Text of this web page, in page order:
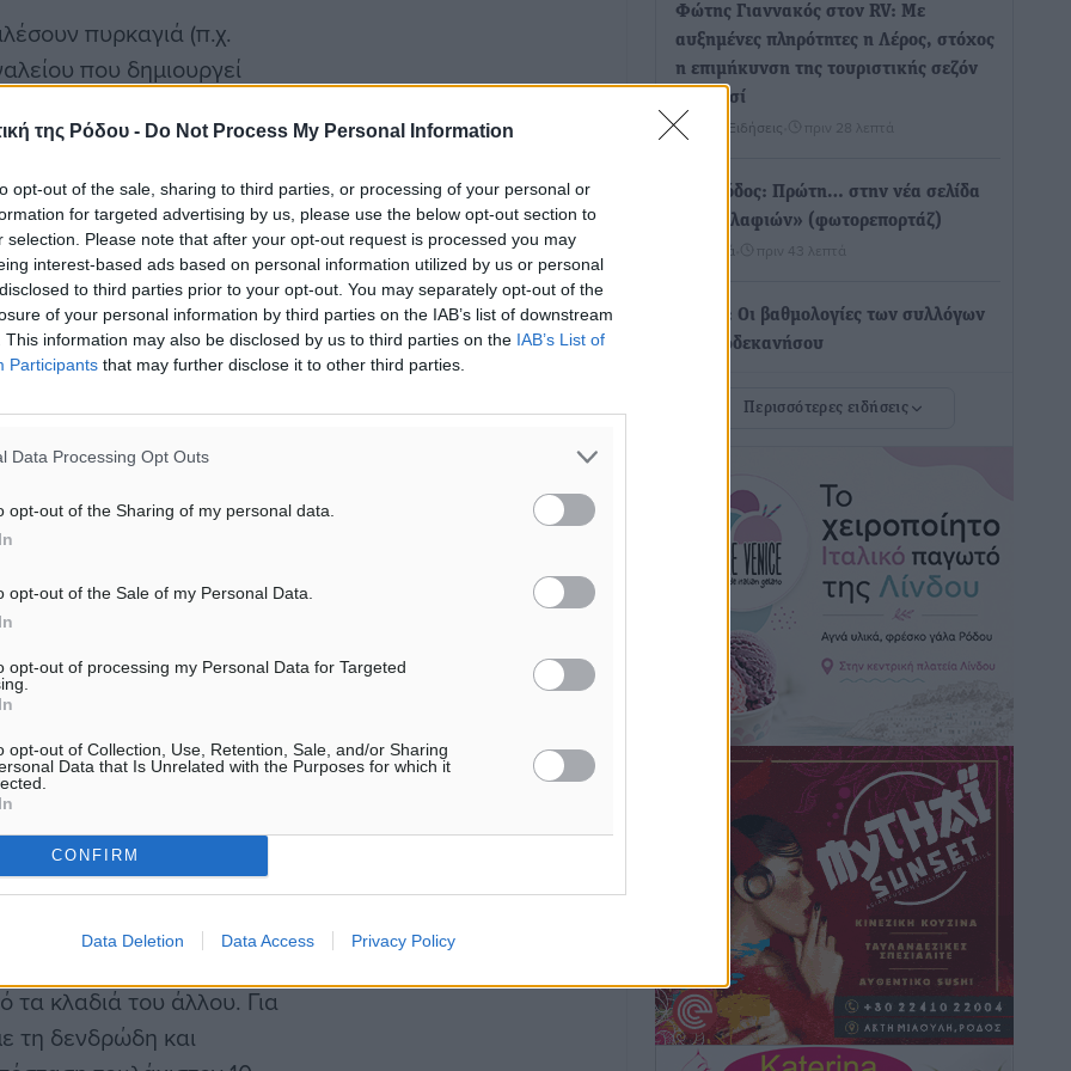
της Ρόδου - Do Not Process My Personal Information
opt-out of the sale, sharing to third parties, or processing of your personal or
for targeted advertising by us, please use the below opt-out section to
selection. Please note that after your opt-out request is processed you may
interest-based ads based on personal information utilized by us or personal
to third parties prior to your opt-out. You may separately opt-out of the
of your personal information by third parties on the IAB’s list of downstream
This information may also be disclosed by us to third parties on the IAB’s List of
Participants that may further disclose it to other third parties.
Data Processing Opt Outs
opt-out of the Sharing of my personal data.
opt-out of the Sale of my Personal Data.
opt-out of processing my Personal Data for Targeted
opt-out of Collection, Use, Retention, Sale, and/or Sharing
Data that Is Unrelated with the Purposes for which it
CONFIRM
Data Deletion Data Access Privacy Policy
πυρκαγιά (π.χ.
που δημιουργεί
κίνδυνος ανάφλεξης.
υψηλού
σπίτι καθαρίζοντας σε
φύλλα, τις
ανάλογα με την
τους θάμνους.
στους τοίχους, τη
τα αφήνοντας απόσταση
του ενός
κλαδιά του άλλου. Για
τη δενδρώδη και
Φώτης Γιαννακός στον RV: Με
αυξημένες πληρότητες η Λέρος, στόχος
η επιμήκυνση της τουριστικής σεζόν
στο νησί
Τοπικές Ειδήσεις πριν 28 λεπτά
Α.Σ. Ρόδος: Πρώτη… στην νέα σελίδα
των «ελαφιών» (φωτορεπορτάζ)
Αθλητικά πριν 43 λεπτά
Στίβος: Οι βαθμολογίες των συλλόγων
της Δωδεκανήσου
• πριν 57 λεπτά
Στον Ιπποκράτη η Μαρία Βλάχου
Αθλητικά• πριν 58 λεπτά
Οικονομική ενίσχυση για συντήρηση
στο κλειστό της Καρπάθου
Αθλητικά• πριν 1 ώρα
Στάθης Αντωνάς: Ένα βήμα πριν από
επαγγελματικό συμβόλαιο πυγμαχίας
με MTGP και BXGP για Ευρώπη και
Αυστραλία
Αθλητικά• πριν 1 ώρα
ΚΑΕ Κολοσσός: Τα… ευρωπαϊκά
εισιτήρια διαρκείας
Αθλητικά πριν 1 ώρα
Περισσότερες ειδήσεις